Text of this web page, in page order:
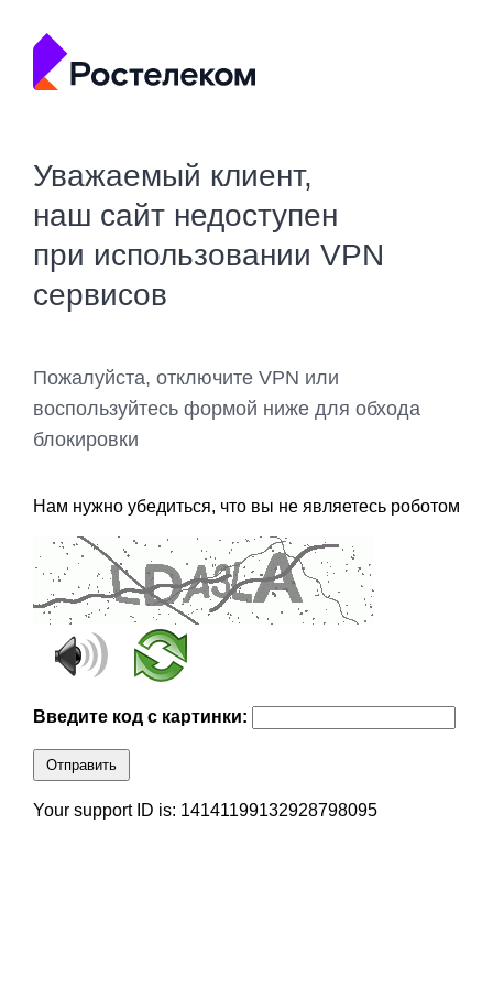
Уважаемый клиент,
наш сайт недоступен
при использовании VPN
сервисов
Пожалуйста, отключите VPN или
воспользуйтесь формой ниже для обхода
блокировки
Нам нужно убедиться, что вы не являетесь роботом
Введите код с картинки:
Отправить
Your support ID is: 14141199132928798095